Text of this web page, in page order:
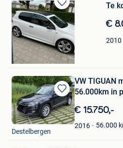
Bewaren
in
Mijn
Favorieten
Te
€
2010
Davinia Lecoutere
Menen
Bewaren
in
Mijn
Favorieten
VW TIGUAN
56.000km in
€ 15.750,-
2016 56.000
TiesInDeSacoche
Destelbergen